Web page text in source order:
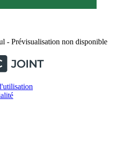
- Prévisualisation non disponible